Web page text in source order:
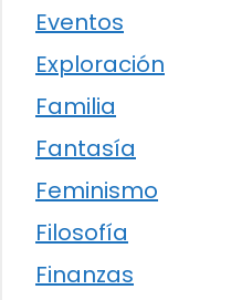
Eventos
Exploración
Familia
Fantasía
Feminismo
Filosofía
Finanzas